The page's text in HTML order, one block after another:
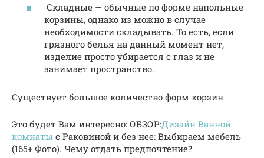
Складные — обычные по форме напольные
корзины, однако из можно в случае
необходимости складывать. То есть, если
грязного белья на данный момент нет,
изделие просто убирается с глаз и не
занимает пространство.
Существует большое количество форм корзин
Это будет Вам интересно: ОБЗОР:Дизайн Ванной
комнаты с Раковиной и без нее: Выбираем мебель
(165+ Фото). Чему отдать предпочтение?